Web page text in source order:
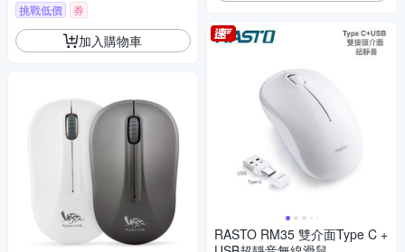
挑戰低價
券
加入購物車
RASTO RM35 雙介面Type C +